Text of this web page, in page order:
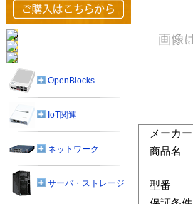
メーカー
商品名
型番
OpenBlocks
IoT関連
ネットワーク
サーバ・ストレージ